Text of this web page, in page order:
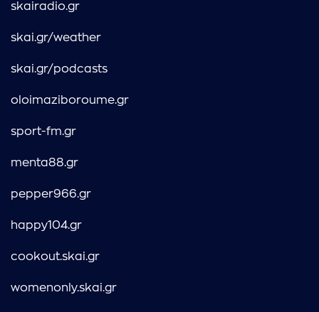
skairadio.gr
skai.gr/weather
skai.gr/podcasts
oloimaziboroume.gr
sport-fm.gr
menta88.gr
pepper966.gr
happy104.gr
cookout.skai.gr
womenonly.skai.gr